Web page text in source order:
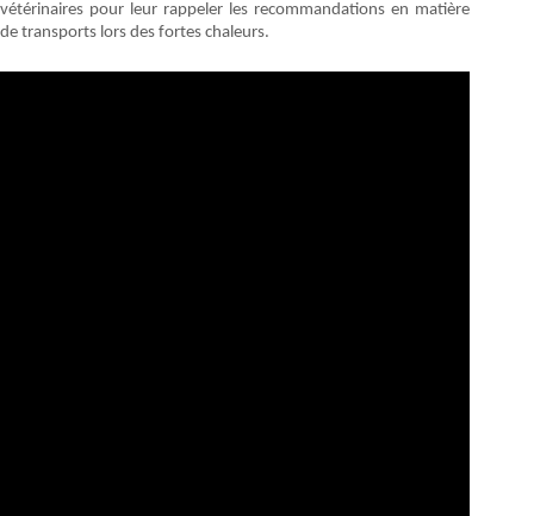
vétérinaires pour leur rappeler les recommandations en matière
de transports lors des fortes chaleurs.